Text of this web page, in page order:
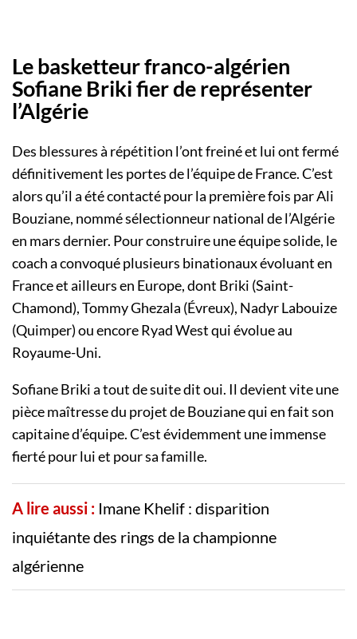
Le basketteur franco-algérien
Sofiane Briki fier de représenter
l’Algérie
Des blessures à répétition l’ont freiné et lui ont fermé
définitivement les portes de l’équipe de France. C’est
alors qu’il a été contacté pour la première fois par Ali
Bouziane, nommé sélectionneur national de l’Algérie
en mars dernier. Pour construire une équipe solide, le
coach a convoqué plusieurs binationaux évoluant en
France et ailleurs en Europe, dont Briki (Saint-
Chamond), Tommy Ghezala (Évreux), Nadyr Labouize
(Quimper) ou encore Ryad West qui évolue au
Royaume-Uni.
Sofiane Briki a tout de suite dit oui. Il devient vite une
pièce maîtresse du projet de Bouziane qui en fait son
capitaine d’équipe. C’est évidemment une immense
fierté pour lui et pour sa famille.
A lire aussi : Imane Khelif : disparition
inquiétante des rings de la championne
algérienne